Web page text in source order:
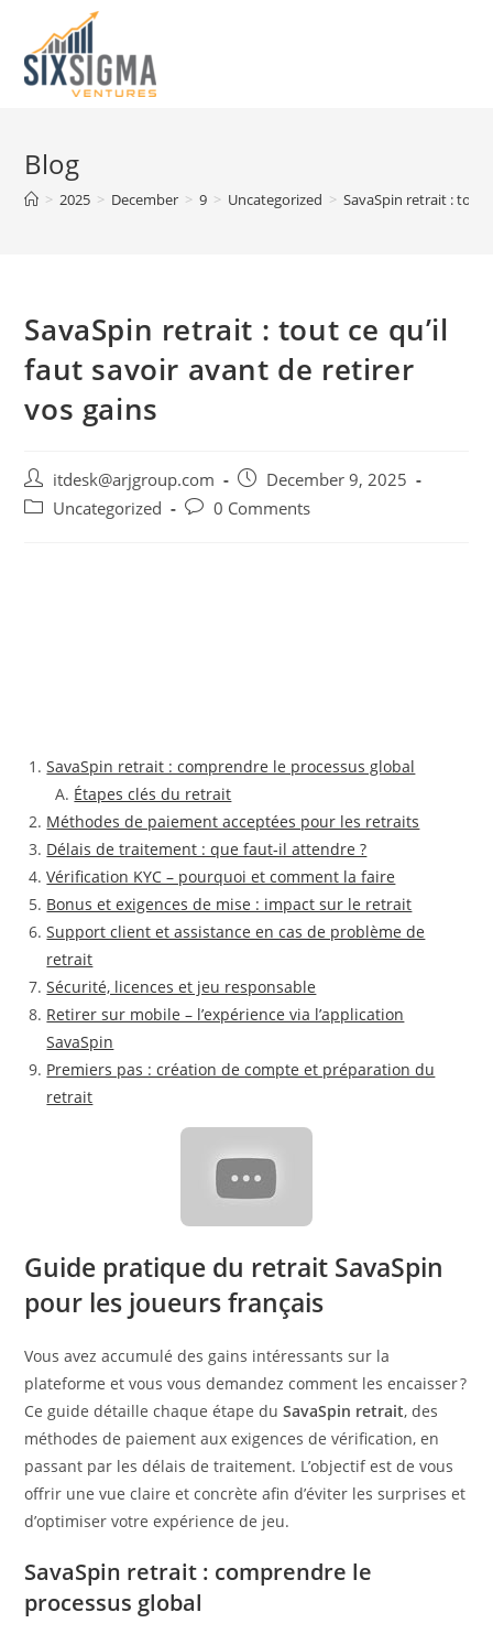
content
Blog
> 2025 > December > 9 > Uncategorized > SavaSpin retrait : tout
SavaSpin retrait : tout ce qu’il
faut savoir avant de retirer
vos gains
Post
author:
itdesk@arjgroup.com
Post
published:
December 9, 2025
PostUncategorized
Post0 Comments
SavaSpin retrait : comprendre le processus global
Étapes clés du retrait
Méthodes de paiement acceptées pour les retraits
Délais de traitement : que faut‑il attendre ?
Vérification KYC – pourquoi et comment la faire
Bonus et exigences de mise : impact sur le retrait
Support client et assistance en cas de problème de
retrait
Sécurité, licences et jeu responsable
Retirer sur mobile – l’expérience via l’application
SavaSpin
Premiers pas : création de compte et préparation du
retrait
Guide pratique du retrait SavaSpin
pour les joueurs français
Vous avez accumulé des gains intéressants sur la
plateforme et vous vous demandez comment les encaisser ?
Ce guide détaille chaque étape duSavaSpin retrait, des
méthodes de paiement aux exigences de vérification, en
passant par les délais de traitement. L’objectif est de vous
offrir une vue claire et concrète afin d’éviter les surprises et
d’optimiser votre expérience de jeu.
SavaSpin retrait : comprendre le
processus global